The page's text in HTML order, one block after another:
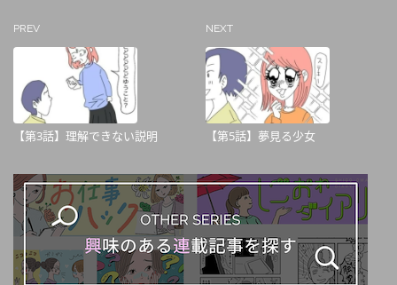
PREV
【第3話】理解できない説明
NEXT
【第5話】夢見る少女